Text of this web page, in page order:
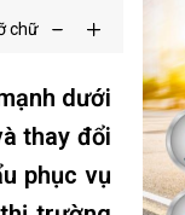
chữ
dưới
thay đổi
phục vụ